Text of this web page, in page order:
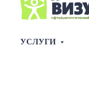
УСЛУГИ